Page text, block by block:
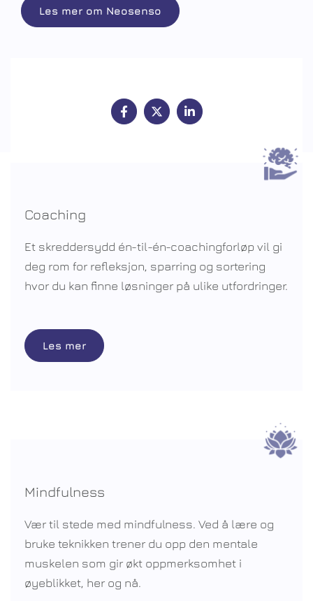
Les mer om Neosenso
Coaching
Et skreddersydd én-til-én-coachingforløp vil gi
deg rom for refleksjon, sparring og sortering
hvor du kan finne løsninger på ulike utfordringer.
Les mer
Mindfulness
Vær til stede med mindfulness. Ved å lære og
bruke teknikken trener du opp den mentale
muskelen som gir økt oppmerksomhet i
øyeblikket, her og nå.